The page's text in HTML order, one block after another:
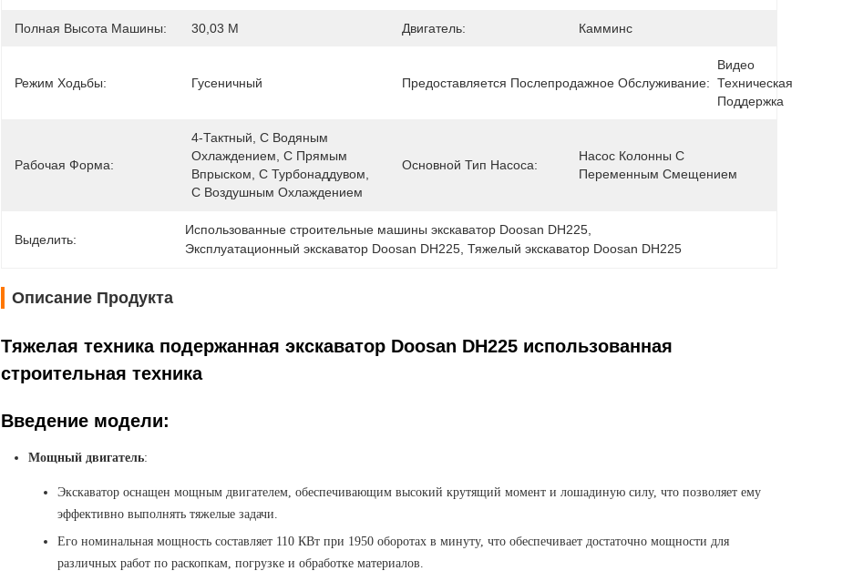
Полная Высота Машины: 30,03 М Двигатель: Камминс
Режим Ходьбы: Гусеничный Предоставляется Послепродажное Обслуживание:
Видео
Техническая
Поддержка
Рабочая Форма:
4-Тактный, С Водяным
Охлаждением, С Прямым
Впрыском, С Турбонаддувом,
С Воздушным Охлаждением
Основной Тип Насоса:
Насос Колонны С
Переменным Смещением
Выделить:
Использованные строительные машины экскаватор Doosan DH225
Эксплуатационный экскаватор Doosan DH225 , Тяжелый экскаватор Doosan DH225
Описание Продукта
Тяжелая техника подержанная экскаватор Doosan DH225 использованная
строительная техника
Введение модели:
Мощный двигатель:
Экскаватор оснащен мощным двигателем, обеспечивающим высокий крутящий момент и лошадиную силу, что позволяет ему
эффективно выполнять тяжелые задачи.
Его номинальная мощность составляет 110 КВт при 1950 оборотах в минуту, что обеспечивает достаточно мощности для
различных работ по раскопкам, погрузке и обработке материалов.